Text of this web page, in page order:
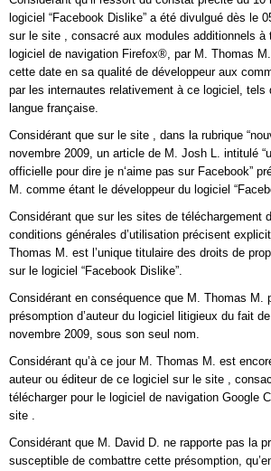
logiciel “Facebook Dislike” a été divulgué dès le
sur le site , consacré aux modules additionnels à
logiciel de navigation Firefox®, par M. Thomas
cette date en sa qualité de développeur aux
par les internautes relativement à ce logiciel, tels
langue française.
Considérant que sur le site , dans la rubrique
novembre 2009, un article de M. Josh L. intitulé
officielle pour dire je n‘aime pas sur Facebook”
M. comme étant le développeur du logiciel
Considérant que sur les sites de téléchargement
conditions générales d’utilisation précisent
Thomas M. est l’unique titulaire des droits de
sur le logiciel “Facebook Dislike”.
Considérant en conséquence que M. Thomas M.
présomption d’auteur du logiciel litigieux du fait
novembre 2009, sous son seul nom.
Considérant qu’à ce jour M. Thomas M. est
auteur ou éditeur de ce logiciel sur le site ,
télécharger pour le logiciel de navigation Google
site .
Considérant que M. David D. ne rapporte pas la
susceptible de combattre cette présomption,